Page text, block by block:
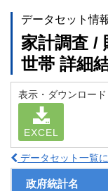
データセット情
家計調査 /
世帯 詳細
表示・ダウンロード
EXCEL
データセット一覧
政府統計名